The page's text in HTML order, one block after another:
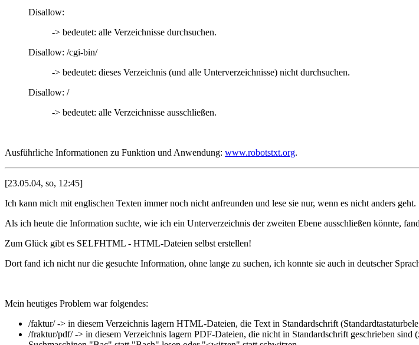
Disallow:
-> bedeutet: alle Verzeichnisse durchsuchen.
Disallow: /cgi-bin/
-> bedeutet: dieses Verzeichnis (und alle Unterverzeichnisse) nicht durchsuchen.
Disallow: /
-> bedeutet: alle Verzeichnisse ausschließen.
Ausführliche Informationen zu Funktion und Anwendung: www.robotstxt.org.
[23.05.04, so, 12:45]
Ich kann mich mit englischen Texten immer noch nicht anfreunden und lese sie nur, wenn es nicht anders geht.
Als ich heute die Information suchte, wie ich ein Unterverzeichnis der zweiten Ebene ausschließen könnte,
Zum Glück gibt es SELFHTML - HTML-Dateien selbst erstellen!
Dort fand ich nicht nur die gesuchte Information, ohne lange zu suchen, ich konnte sie auch in deutscher
Mein heutiges Problem war folgendes:
/faktur/ -> in diesem Verzeichnis lagern HTML-Dateien, die Text in Standardschrift
/fraktur/pdf/ -> in diesem Verzeichnis lagern PDF-Dateien, die nicht in Standardschrift geschrieben